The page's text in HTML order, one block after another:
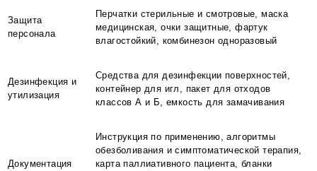
Защита
персонала
Перчатки стерильные и смотровые, маска
медицинская, очки защитные, фартук
влагостойкий, комбинезон одноразовый
Дезинфекция и
утилизация
Средства для дезинфекции поверхностей,
контейнер для игл, пакет для отходов
классов А и Б, емкость для замачивания
Документация
Инструкция по применению, алгоритмы
обезболивания и симптоматической терапия,
карта паллиативного пациента, бланки